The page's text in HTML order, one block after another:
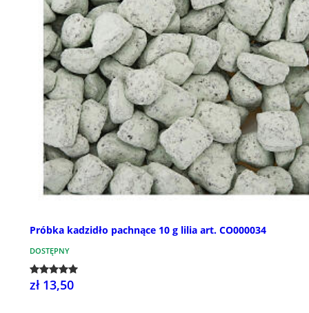
Próbka kadzidło pachnące 10 g lilia art. CO000034
DOSTĘPNY
zł 13,50